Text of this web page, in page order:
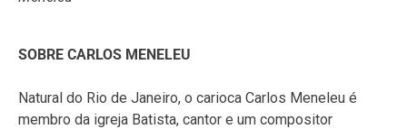
SOBRE CARLOS MENELEU
Natural do Rio de Janeiro, o carioca Carlos Meneleu é
membro da igreja Batista, cantor e um compositor